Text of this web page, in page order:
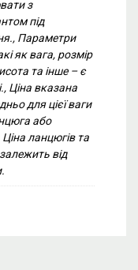
з
під
Параметри
як вага, розмір
та інше – є
Ціна вказана
для цієї ваги
або
ланцюгів та
від